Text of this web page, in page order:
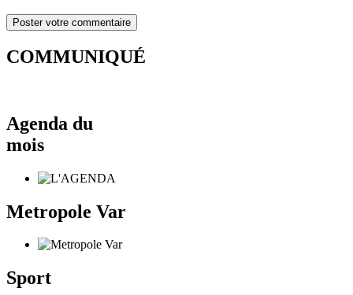
COMMUNIQUÉ
Agenda du
mois
Metropole Var
Sport